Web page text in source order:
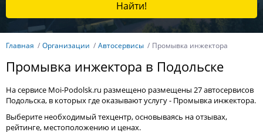
Найти!
Главная Организации Автосервисы Промывка инжектора
Промывка инжектора в Подольске
На сервисе Moi-Podolsk.ru размещено размещены 27 автосервисов
Подольска, в которых где оказывают услугу - Промывка инжектора.
Выберите необходимый техцентр, основываясь на отзывах,
рейтинге, местоположению и ценах.